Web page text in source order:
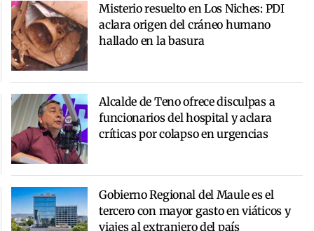
Misterio resuelto en Los Niches: PDI
aclara origen del cráneo humano
hallado en la basura
Alcalde de Teno ofrece disculpas a
funcionarios del hospital y aclara
críticas por colapso en urgencias
Gobierno Regional del Maule es el
tercero con mayor gasto en viáticos y
viajes al extranjero del país